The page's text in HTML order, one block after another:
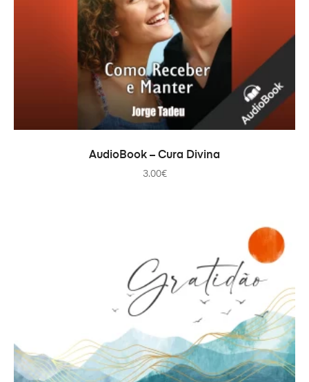
AÑADIR AL CARRITO
AudioBook – Cura Divina
3.00€